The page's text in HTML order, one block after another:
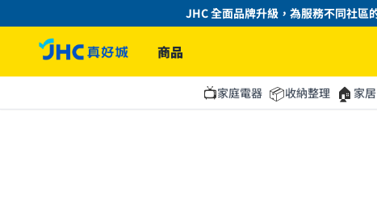
JHC 全面品牌升級，為服務不同社區的
商品
📺家庭電器 📦收納整理 🏠 家